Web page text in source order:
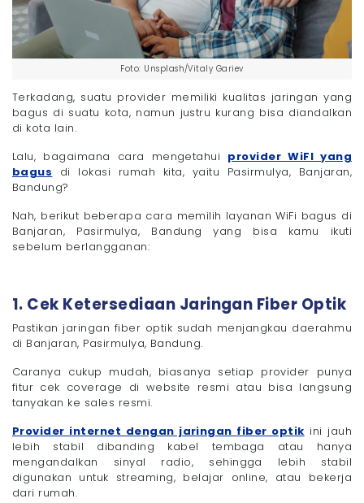
Foto: Unsplash/Vitaly Gariev
Terkadang, suatu provider memiliki kualitas jaringan yang
bagus di suatu kota, namun justru kurang bisa diandalkan
di kota lain.
Lalu, bagaimana cara mengetahui provider WiFI yang
bagus di lokasi rumah kita, yaitu Pasirmulya, Banjaran,
Bandung?
Nah, berikut beberapa cara memilih layanan WiFi bagus di
Banjaran, Pasirmulya, Bandung yang bisa kamu ikuti
sebelum berlangganan:
1. Cek Ketersediaan Jaringan Fiber Optik
Pastikan jaringan fiber optik sudah menjangkau daerahmu
di Banjaran, Pasirmulya, Bandung.
Caranya cukup mudah, biasanya setiap provider punya
fitur cek coverage di website resmi atau bisa langsung
tanyakan ke sales resmi.
Provider internet dengan jaringan fiber optik ini jauh
lebih stabil dibanding kabel tembaga atau hanya
mengandalkan sinyal radio, sehingga lebih stabil
digunakan untuk streaming, belajar online, atau bekerja
dari rumah.